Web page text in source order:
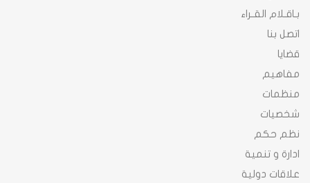
بـاقـلام القـراء
اتصل بنا
قضايا
مفاهيم
منظمات
شخصيات
نظم حكم
ادارة و تنمية
علاقات دولية